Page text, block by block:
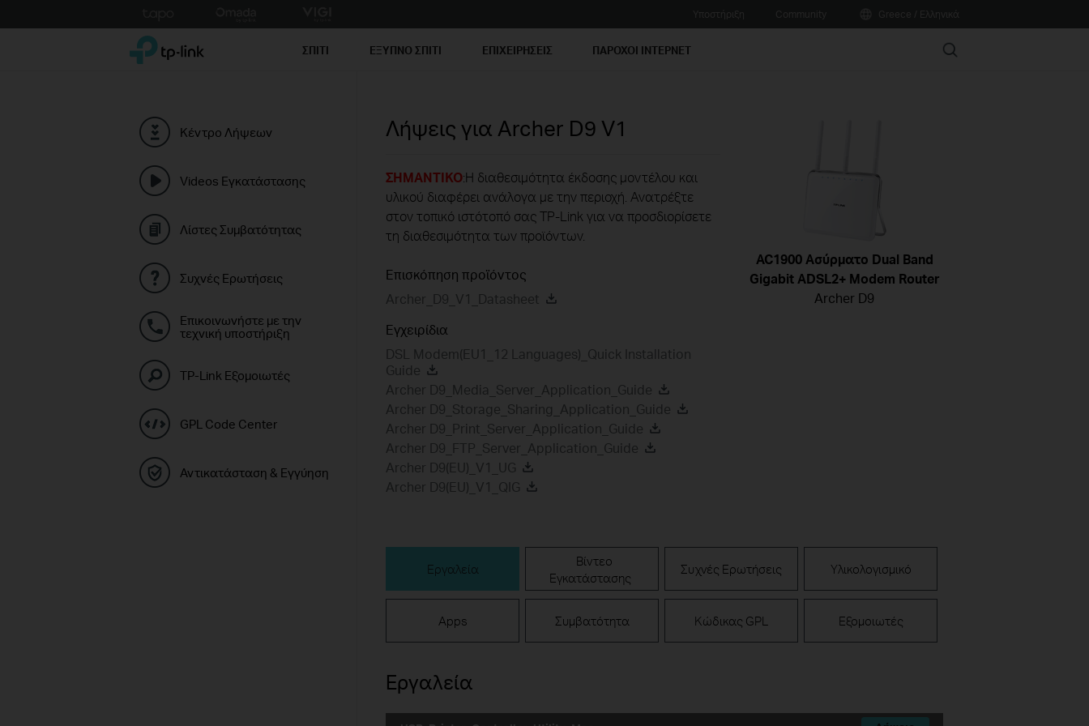
to
TP-Link, Reliably Smart ΣΠΙΤΙ ΕΞΥΠΝΟ ΣΠΙΤΙ ΕΠΙΧΕΙΡΗΣΕΙΣ ΠΑΡΟΧΟΙ ΙΝΤΕΡΝΕΤ Search
Κέντρο Λήψεων
Videos Εγκατάστασης
Λίστες Συμβατότητας
Συχνές Ερωτήσεις
Επικοινωνήστε με την
τεχνική υποστήριξη
TP-Link Εξομοιωτές
GPL Code Center
Αντικατάσταση & Εγγύηση
Λήψεις για Archer D9 V1
ΣΗΜΑΝΤΙΚΟ:Η διαθεσιμότητα έκδοσης μοντέλου και
υλικού διαφέρει ανάλογα με την περιοχή. Ανατρέξτε
στον τοπικό ιστότοπό σας TP-Link για να προσδιορίσετε
τη διαθεσιμότητα των προϊόντων.
Επισκόπηση προϊόντος
Archer_D9_V1_Datasheet
Εγχειρίδια
DSL Modem(EU1_12 Languages)_Quick Installation
Guide
Archer D9_Media_Server_Application_Guide
Archer D9_Storage_Sharing_Application_Guide
Archer D9_Print_Server_Application_Guide
Archer D9_FTP_Server_Application_Guide
Archer D9(EU)_V1_UG
Archer D9(EU)_V1_QIG
AC1900 Ασύρματο Dual Band
Gigabit ADSL2+ Modem Router
Archer D9
Εργαλεία
Βίντεο
Εγκατάστασης
Συχνές Ερωτήσεις Υλικολογισμικό
Apps Συμβατότητα Κώδικας GPL Εξομοιωτές
Εργαλεία